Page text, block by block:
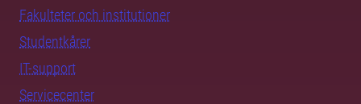
Fakulteter och institutioner
Studentkårer
IT-support
Servicecenter